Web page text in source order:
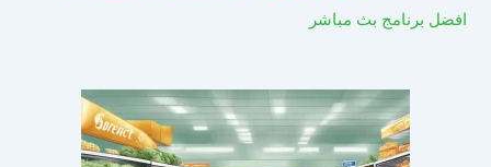
افضل برنامج بث مباشر